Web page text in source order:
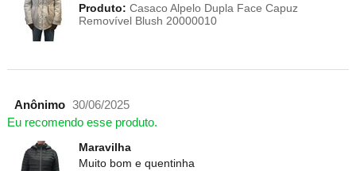
Produto: Casaco Alpelo Dupla Face Capuz
Removível Blush 20000010
Anônimo 30/06/2025
Eu recomendo esse produto.
Maravilha
Muito bom e quentinha